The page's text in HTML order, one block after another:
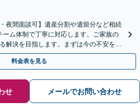
夜間面談可】遺産分割や遺留分など相続
ーム体制で丁寧に対応します。ご家族の
解決を目指します。まずは今の不安をお
相談可】
料金表を見る
せ メールでお問い合わせ